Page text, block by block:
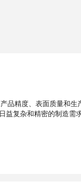
品精度、表面质量和
益复杂和精密的制造需